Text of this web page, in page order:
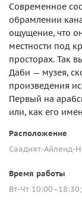
Современное
обрамлении
ощущение, что
местности под
просторах. Так
Даби — музея,
произведения
Первый на
или, как его
Расположение
Саадият-Айленд-
Время работы
Вт-Чт